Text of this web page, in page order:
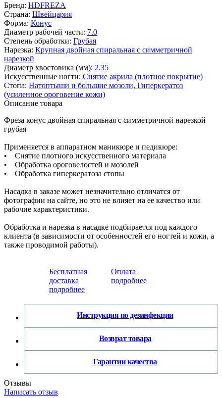
Бренд: HDFREZA
Страна: Швейцария
Форма: Конус
Диаметр рабочей части: 7.0
Степень обработки: Грубая
Нарезка: Крупная двойная спиральная с симметричной
нарезкой
Диаметр хвостовика (мм): 2.35
Искусственные ногти: Снятие акрила (плотное покрытие)
Стопа: Натоптыши и большие мозоли, Гиперкератоз
(усиленное ороговение кожи)
Описание товара
Фреза конус двойная спиральная с симметричной нарезкой
грубая
Применяется в аппаратном маникюре и педикюре:
• Снятие плотного искусственного материала
• Обработка ороговелостей и мозолей
• Обработка гиперкератоза стопы
Насадка в заказе может незначительно отличатся от
фотографии на сайте, но это не влияет на ее качество или
рабочие характеристики.
Обработка и нарезка в насадке подбирается под каждого
клиента (в зависимости от особенностей его ногтей и кожи, а
также проводимой работы).
Бесплатная
доставка
подробнее
Оплата
подробнее
Инструкция по дезинфекции
Возврат товара
Гарантии качества
Отзывы
Написать отзыв